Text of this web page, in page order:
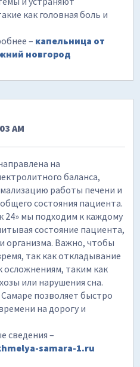
как головная боль и
– капельница от
новгород
AM
на
баланса,
работы печени и
состояния пациента.
24» мы подходим к каждому
состояние пациента,
организма. Важно, чтобы
так как откладывание
осложнениям, таким как
или нарушения сна.
позволяет быстро
на дорогу и
сведения –
samara-1.ru